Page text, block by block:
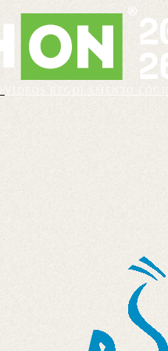
VIDEOS REGOLAMENTO